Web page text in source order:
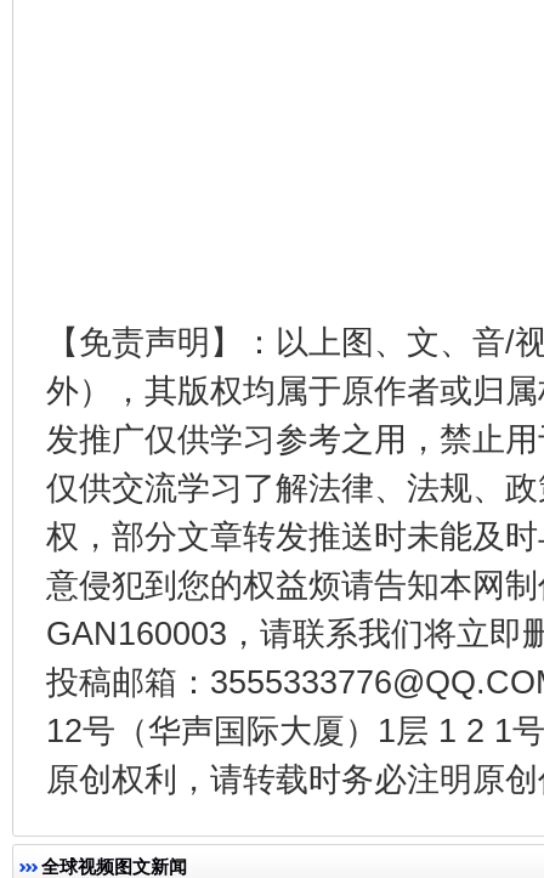
【免责声明】：以上图、文、音/
外），其版权均属于原作者或归
发推广仅供学习参考之用，禁止
仅供交流学习了解法律、法规、
权，部分文章转发推送时未能及
意侵犯到您的权益烦请告知本网
GAN160003，请联系我们将立即
投稿邮箱：
12号（华声国际大厦）1层 1 2 1
原创权利，请转载时务必注明原
全球视频图文新闻
东山县通报“牛蛙产品抗生素超标问题” 法